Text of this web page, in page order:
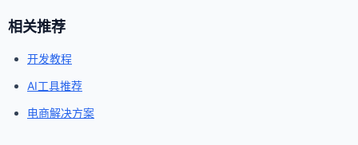
相关推荐
开发教程
AI工具推荐
电商解决方案